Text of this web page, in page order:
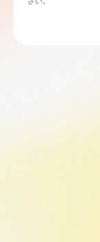
〒532-0011 大阪府